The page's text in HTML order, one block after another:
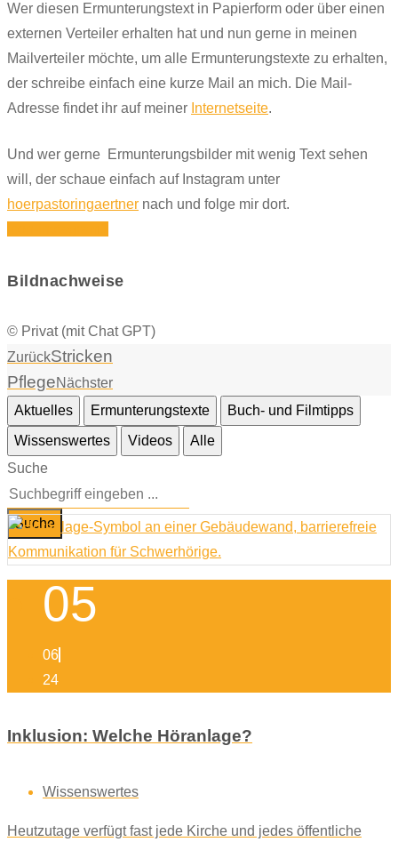
Wer diesen Ermunterungstext in Papierform oder über einen
externen Verteiler erhalten hat und nun gerne in meinen
Mailverteiler möchte, um alle Ermunterungstexte zu erhalten,
der schreibe einfach eine kurze Mail an mich. Die Mail-
Adresse findet ihr auf meiner Internetseite.
Und wer gerne Ermunterungsbilder mit wenig Text sehen
will, der schaue einfach auf Instagram unter
hoerpastoringaertner nach und folge mir dort.
Bildnachweise
© Privat (mit Chat GPT)
ZurückStricken
PflegeNächster
Aktuelles
Ermunterungstexte
Buch- und Filmtipps
Wissenswertes
Videos
Alle
Suche
Suche
05
06
24
Inklusion: Welche Höranlage?
Wissenswertes
Heutzutage verfügt fast jede Kirche und jedes öffentliche